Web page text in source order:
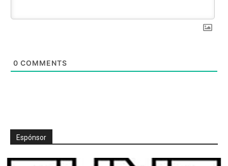
0 COMMENTS
Espónsor